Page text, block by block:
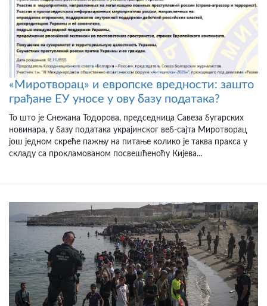
«Миротворац» и европске вредности: зашто
грађане ЕУ уносе у ову базу података?
То што је Снежана Тодорова, председница Савеза бугарских
новинара, у базу података украјинског веб-сајта Миротворац
још једном скреће пажњу на питање колико је таква пракса у
складу са прокламованом посвешћеноћу Кијева...